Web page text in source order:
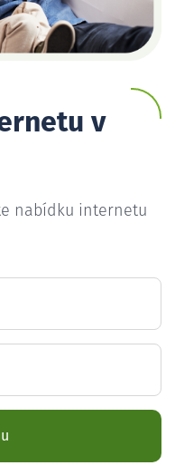
v
nabídku internetu